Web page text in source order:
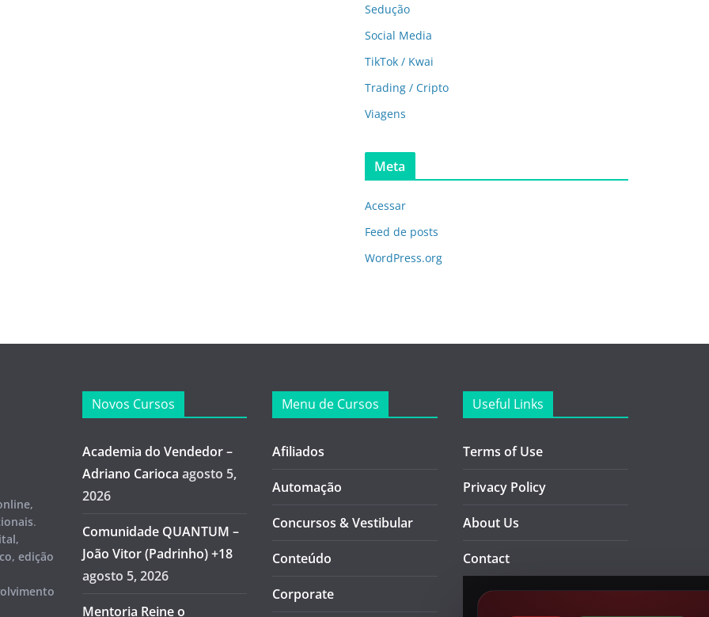
Sedução
Social Media
TikTok / Kwai
Trading / Cripto
Viagens
Meta
Acessar
Feed de posts
WordPress.org
.
edição
Novos Cursos
Academia do Vendedor –
Adriano Carioca agosto 5,
2026
Comunidade QUANTUM –
João Vitor (Padrinho) +18
agosto 5, 2026
Mentoria Reine o
Menu de Cursos
Afiliados
Automação
Concursos & Vestibular
Conteúdo
Corporate
Useful Links
Terms of Use
Privacy Policy
About Us
Contact